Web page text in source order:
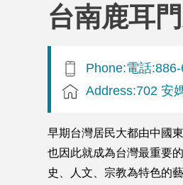
台南鹿耳
Phone:電話
Address:702 安
早期台灣居民大都由中國
也因此就成為台灣最重要
史、人文、宗教為特色的